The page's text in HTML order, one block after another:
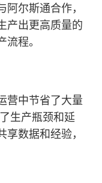
尔斯通合作，
产出更高质量的
程。
营中节省了大量
生产瓶颈和延
数据和经验，